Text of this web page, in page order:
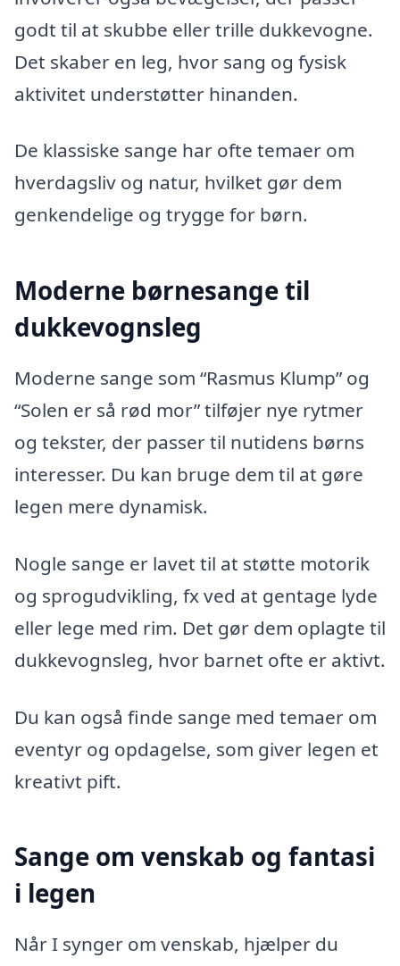
godt til at skubbe eller trille dukkevogne.
Det skaber en leg, hvor sang og fysisk
aktivitet understøtter hinanden.
De klassiske sange har ofte temaer om
hverdagsliv og natur, hvilket gør dem
genkendelige og trygge for børn.
Moderne børnesange til
dukkevognsleg
Moderne sange som “Rasmus Klump” og
“Solen er så rød mor” tilføjer nye rytmer
og tekster, der passer til nutidens børns
interesser. Du kan bruge dem til at gøre
legen mere dynamisk.
Nogle sange er lavet til at støtte motorik
og sprogudvikling, fx ved at gentage lyde
eller lege med rim. Det gør dem oplagte til
dukkevognsleg, hvor barnet ofte er aktivt.
Du kan også finde sange med temaer om
eventyr og opdagelse, som giver legen et
kreativt pift.
Sange om venskab og fantasi
i legen
Når I synger om venskab, hjælper du